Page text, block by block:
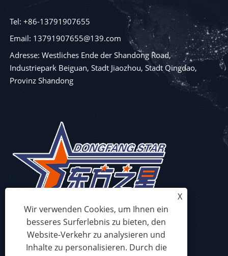
Tel: +86-13791907655
Email: 13791907655@139.com
Adresse: Westliches Ende der Shandong Road,
Industriepark Beiguan, Stadt Jiaozhou, Stadt Qingdao,
Provinz Shandong
X
Wir verwenden Cookies, um Ihnen ein
besseres Surferlebnis zu bieten, den
Website-Verkehr zu analysieren und
Inhalte zu personalisieren. Durch die